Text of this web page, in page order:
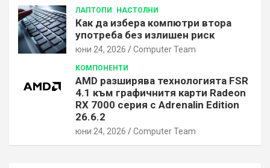
ЛАПТОПИ НАСТОЛНИ
Как да избера компютри втора
употреба без излишен риск
юни 24, 2026 Computer Team
КОМПОНЕНТИ
AMD разширява технологията FSR
4.1 към графичнитя карти Radeon
RX 7000 серия с Adrenalin Edition
26.6.2
юни 24, 2026 Computer Team